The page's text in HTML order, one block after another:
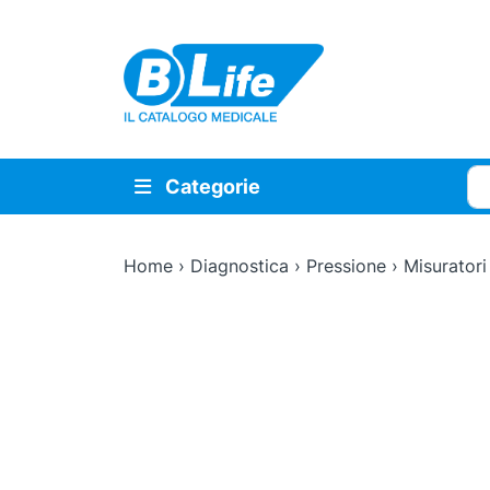
Vai al contenuto principale
Categorie
Home› Diagnostica › Pressione›